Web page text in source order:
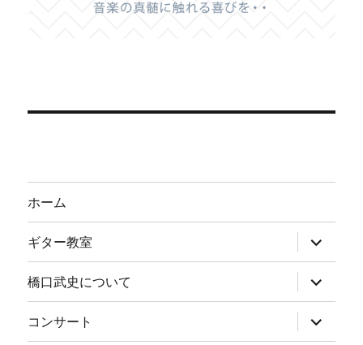
ホーム
ギター教室
サ
ブ
メ
ニ
ュ
ー
を
展
開
橋口武史について
サ
ブ
メ
ニ
ュ
コンサート
サ
ブ